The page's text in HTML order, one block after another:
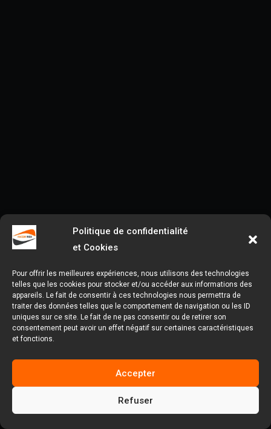
Politique de confidentialité
et Cookies
Pour offrir les meilleures expériences, nous utilisons des technologies
telles que les cookies pour stocker et/ou accéder aux informations des
appareils. Le fait de consentir à ces technologies nous permettra de
traiter des données telles que le comportement de navigation ou les ID
uniques sur ce site. Le fait de ne pas consentir ou de retirer son
consentement peut avoir un effet négatif sur certaines caractéristiques
et fonctions.
Accepter
Refuser